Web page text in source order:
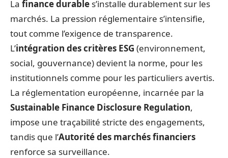
La finance durable s’installe durablement sur les
marchés. La pression réglementaire s’intensifie,
tout comme l’exigence de transparence.
L’intégration des critères ESG (environnement,
social, gouvernance) devient la norme, pour les
institutionnels comme pour les particuliers avertis.
La réglementation européenne, incarnée par la
Sustainable Finance Disclosure Regulation,
impose une traçabilité stricte des engagements,
tandis que l’Autorité des marchés financiers
renforce sa surveillance.